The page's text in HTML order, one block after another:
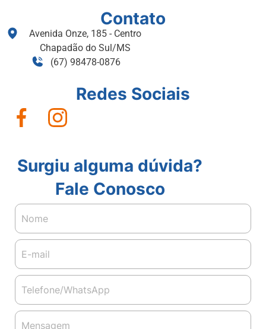
Contato
Avenida Onze, 185 - Centro
Chapadão do Sul/MS
(67) 98478-0876
Redes Sociais
Surgiu alguma dúvida?
Fale Conosco